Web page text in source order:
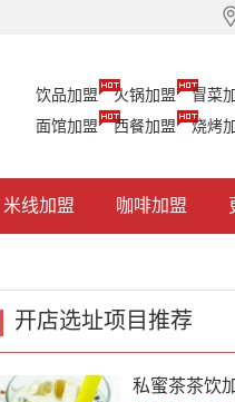
饮品加盟 火锅加盟
冒菜
面馆加盟
西餐加盟 烧烤
米线加盟 咖啡加盟
开店选址项目推荐
私蜜茶茶饮